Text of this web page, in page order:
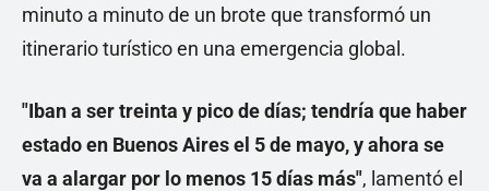
minuto a minuto de un brote que transformó un
itinerario turístico en una emergencia global.
"Iban a ser treinta y pico de días; tendría que haber
estado en Buenos Aires el 5 de mayo, y ahora se
va a alargar por lo menos 15 días más", lamentó el